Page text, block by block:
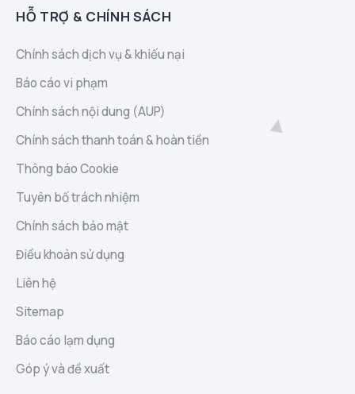
HỖ TRỢ & CHÍNH SÁCH
Chính sách dịch vụ & khiếu nại
Báo cáo vi phạm
Chính sách nội dung (AUP)
Chính sách thanh toán & hoàn tiền
Thông báo Cookie
Tuyên bố trách nhiệm
Chính sách bảo mật
Điều khoản sử dụng
Liên hệ
Sitemap
Báo cáo lạm dụng
Góp ý và đề xuất